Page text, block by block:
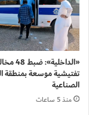
تفتيشية موسعة بمنطقة
الصناعية
منذ 5 ساعات